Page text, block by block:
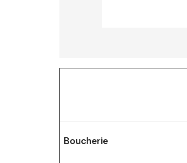
Boucherie